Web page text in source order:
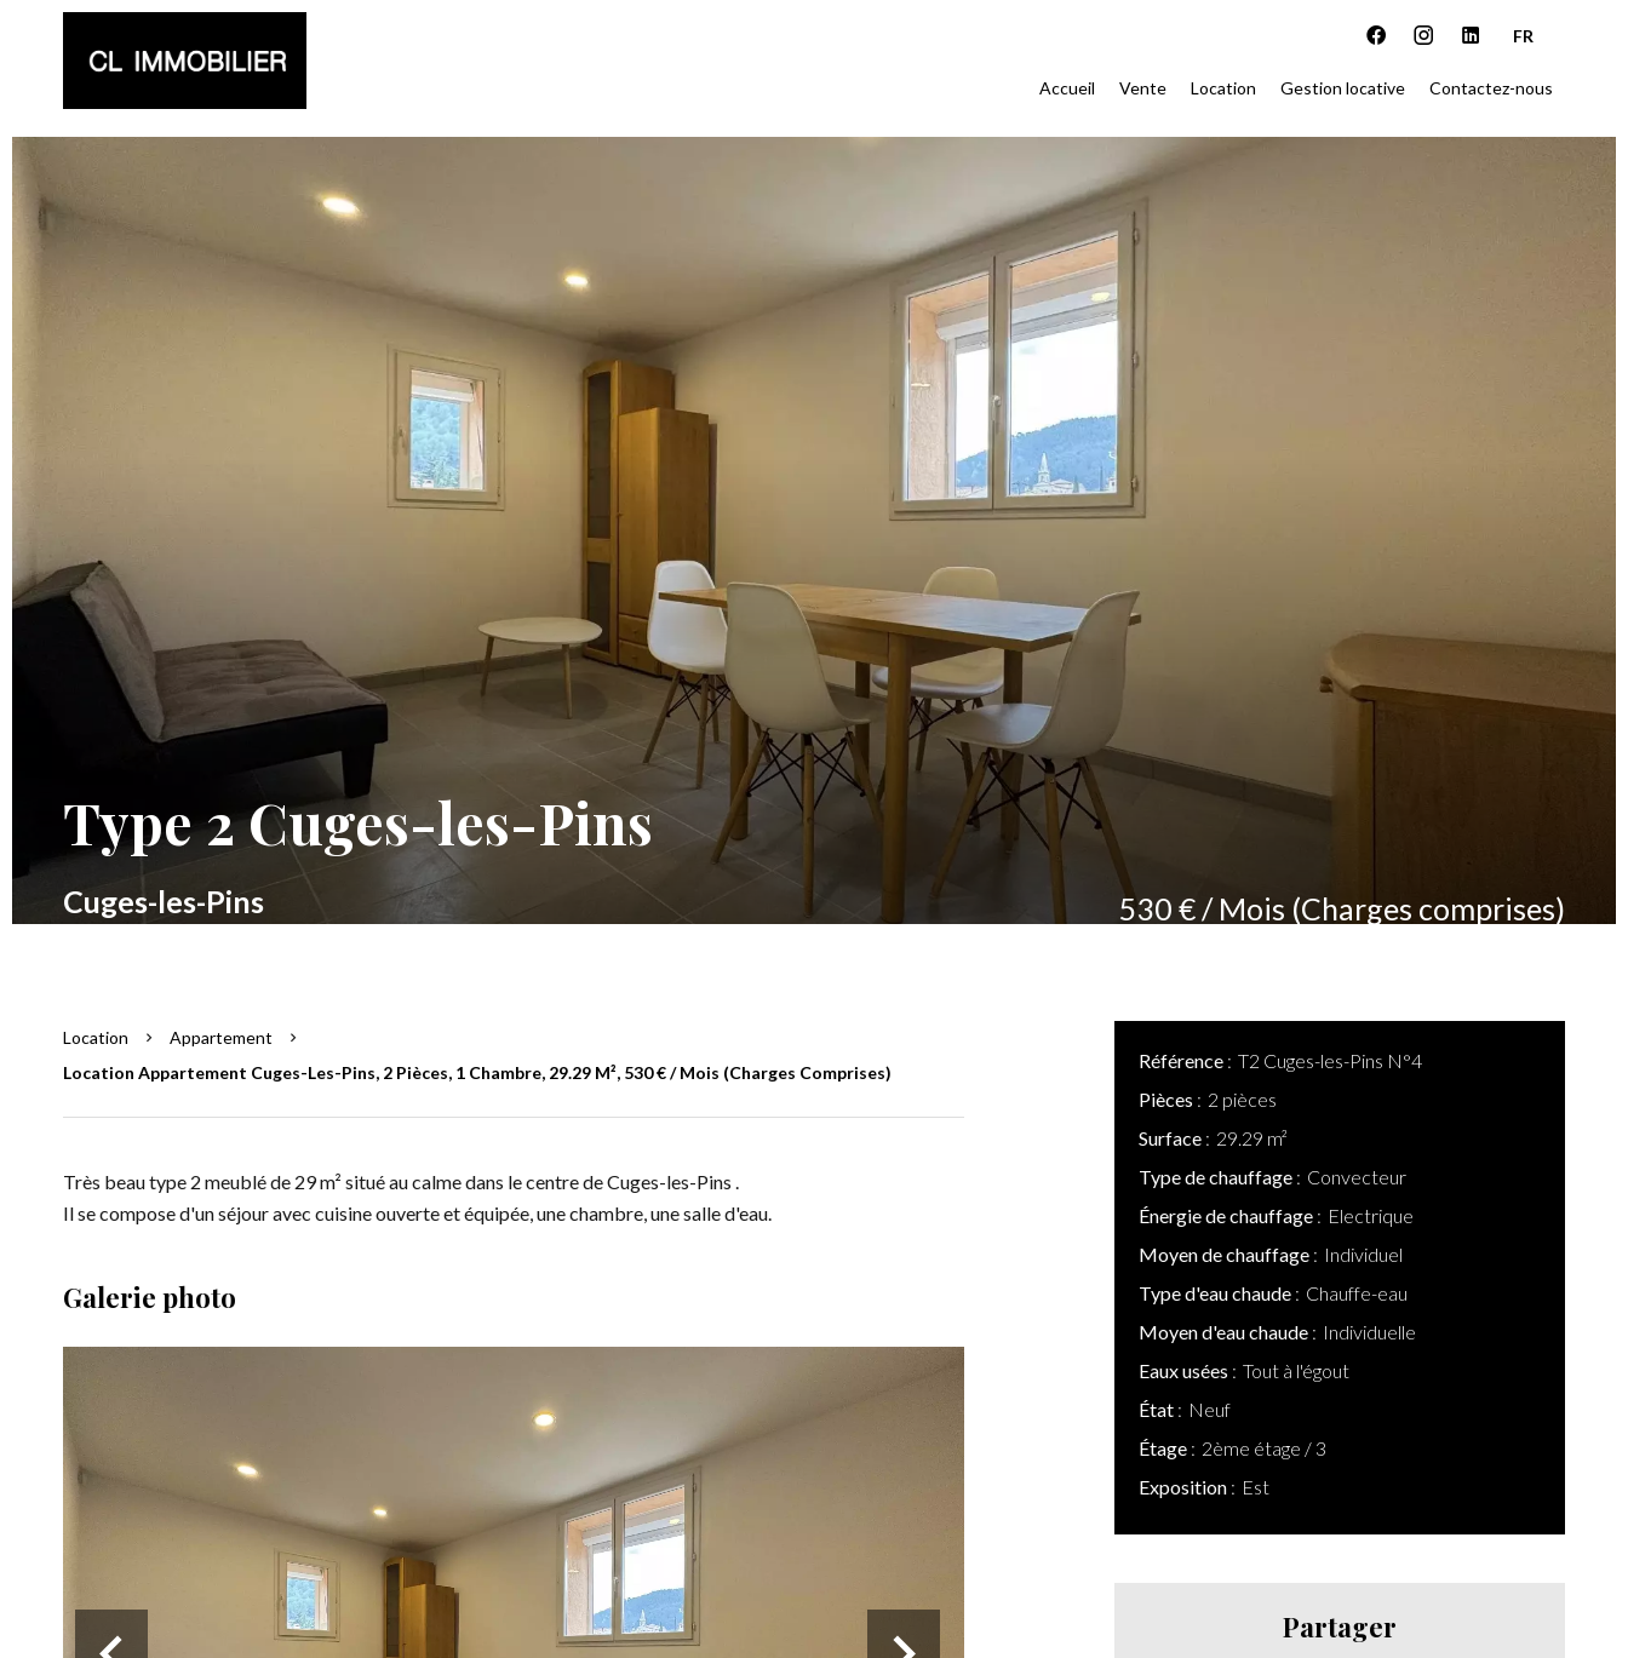
FR
Accueil Vente Location Gestion locative Contactez-nous
Type 2 Cuges-les-Pins
Cuges-les-Pins 530 € / Mois (Charges comprises)
Location
Appartement
Location Appartement Cuges-Les-Pins, 2 Pièces, 1 Chambre, 29.29 M², 530 € / Mois (Charges Comprises)
Très beau type 2 meublé de 29 m² situé au calme dans le centre de Cuges-les-Pins .
Il se compose d'un séjour avec cuisine ouverte et équipée, une chambre, une salle d'eau.
Galerie photo
Référence
T2 Cuges-les-Pins N°4
Pièces
2 pièces
Surface
29.29 m²
Type de chauffage
Convecteur
Énergie de chauffage
Electrique
Moyen de chauffage
Individuel
Type d'eau chaude
Chauffe-eau
Moyen d'eau chaude
Individuelle
Eaux usées
Tout à l'égout
État
Neuf
Étage
2ème étage / 3
Exposition
Est
Partager